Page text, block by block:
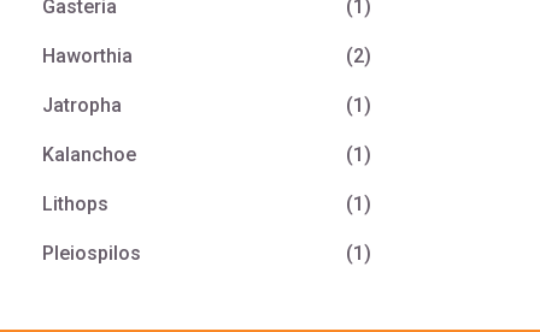
Gasteria (1)
Haworthia (2)
Jatropha (1)
Kalanchoe (1)
Lithops (1)
Pleiospilos (1)